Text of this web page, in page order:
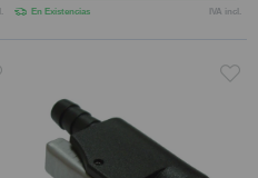
En Existencias IVA incl.